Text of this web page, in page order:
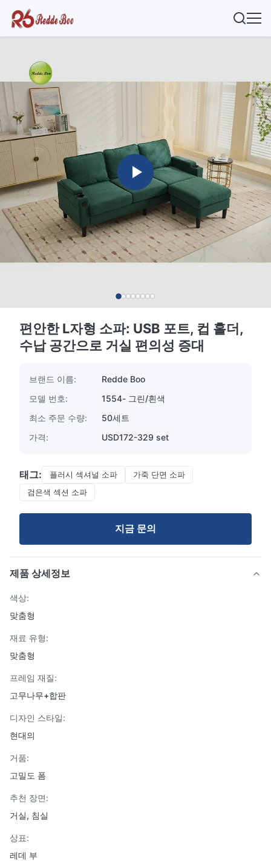
편안한 L자형 소파: USB 포트, 컵 홀더,
수납 공간으로 거실 편의성 증대
브랜드 이름:
Redde Boo
모델 번호:
1554- 그린/흰색
최소 주문 수량:
50세트
가격:
USD172-329 set
태그: 플러시 섹셔널 소파
가죽 단면 소파
검은색 섹션 소파
지금 문의
제품 상세정보
색상:
맞춤형
재료 유형:
맞춤형
프레임 재질:
고무나무+합판
디자인 스타일:
현대의
거품:
고밀도 폼
추천 장면:
거실, 침실
상표:
레데 부